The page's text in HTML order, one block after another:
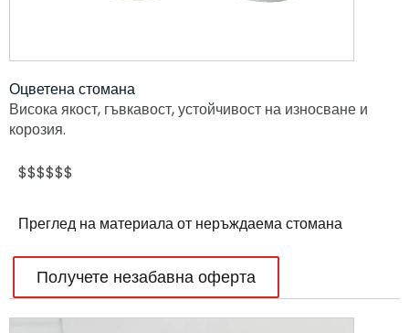
Оцветена стомана
Висока якост, гъвкавост, устойчивост на износване и
корозия.
$$$$$$
Преглед на материала от неръждаема стомана
Получете незабавна оферта